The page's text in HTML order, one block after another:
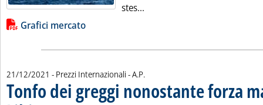
stes...
Lista allegati PDF alla notizia
Grafici mercato
21/12/2021 - Prezzi Internazionali -di:
A.P.
Tonfo dei greggi nonostante forza